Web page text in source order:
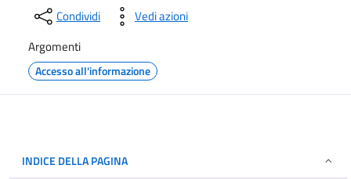
Condividi
Vedi azioni
Argomenti
Accesso all'informazione
INDICE DELLA PAGINA